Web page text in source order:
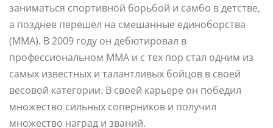
заниматься спортивной борьбой и самбо в детстве,
а позднее перешел на смешанные единоборства
(MMA). В 2009 году он дебютировал в
профессиональном MMA и с тех пор стал одним из
самых известных и талантливых бойцов в своей
весовой категории. В своей карьере он победил
множество сильных соперников и получил
множество наград и званий.